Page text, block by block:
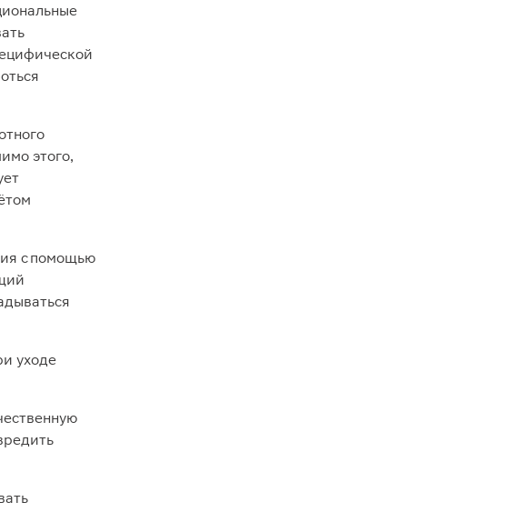
этого,
с помощью
уходе